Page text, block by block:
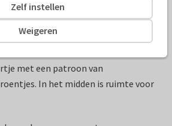
met een patroon van
In het midden is ruimte voor
Weigeren
Zelf instellen